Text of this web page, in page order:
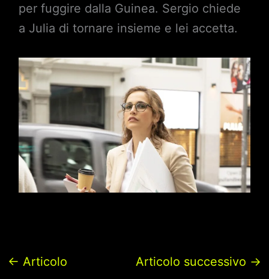
per fuggire dalla Guinea. Sergio chiede
a Julia di tornare insieme e lei accetta.
← Articolo
Articolo successivo →